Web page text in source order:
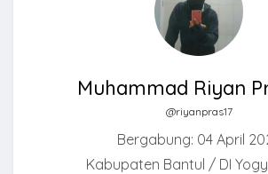
Muhammad Riyan
@riyanpras17
Bergabung: 04 April
Kabupaten Bantul / DI